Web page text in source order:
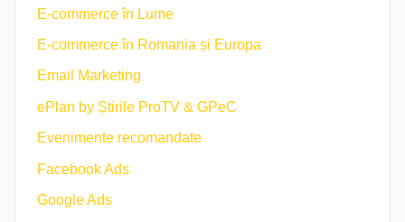
E-commerce în Lume
E-commerce în Romania și Europa
Email Marketing
ePlan by Știrile ProTV & GPeC
Evenimente recomandate
Facebook Ads
Google Ads